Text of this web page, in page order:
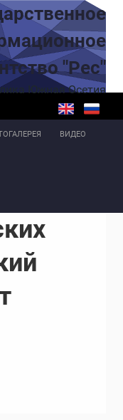
"Рес"
Южная Осетия
ВИДЕО